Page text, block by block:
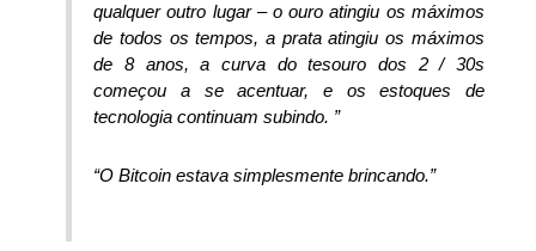
qualquer outro lugar – o ouro atingiu os máximos
de todos os tempos, a prata atingiu os máximos
de 8 anos, a curva do tesouro dos 2 / 30s
começou a se acentuar, e os estoques de
tecnologia continuam subindo. ”
“O Bitcoin estava simplesmente brincando.”